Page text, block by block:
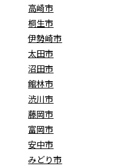
高崎市
桐生市
伊勢崎市
太田市
沼田市
館林市
渋川市
藤岡市
富岡市
安中市
みどり市